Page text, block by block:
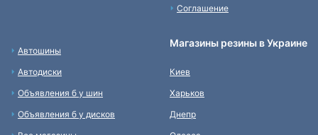
Соглашение
Автошины
Автодиски
Объявления б у шин
Объявления б у дисков
Магазины резины в Украине
Киев
Харьков
Днепр